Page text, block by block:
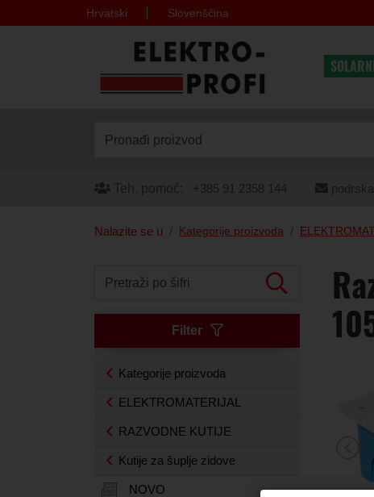
Hrvatski Slovenščina
Pronađi proizvod
Teh. pomoć: +385 91 2358 144
Nalazite se u Kategorije proizvoda
Pretraži po šifri
Filter
Kategorije proizvoda
ELEKTROMATERIJAL
RAZVODNE KUTIJE
Kutije za šuplje zidove
NOVO